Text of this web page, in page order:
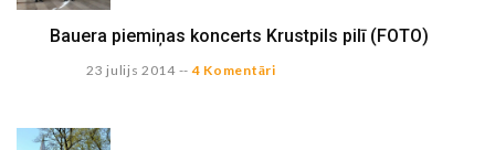
Bauera piemiņas koncerts Krustpils pilī (FOTO)
23 julijs 2014-- 4 Komentāri